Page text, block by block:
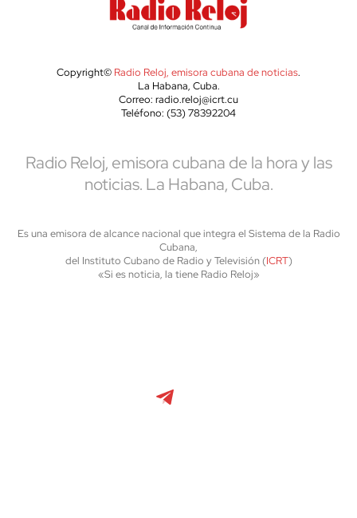
Copyright© Radio Reloj, emisora cubana de noticias.
La Habana, Cuba.
Correo: radio.reloj@icrt.cu
Teléfono: (53) 78392204
Radio Reloj, emisora cubana de la hora y las
noticias. La Habana, Cuba.
Es una emisora de alcance nacional que integra el Sistema de la Radio
Cubana,
del Instituto Cubano de Radio y Televisión (ICRT)
«Si es noticia, la tiene Radio Reloj»